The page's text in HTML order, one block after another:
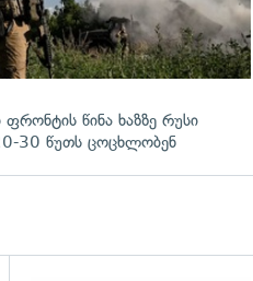
ფრონტის წინა ხაზზე რუსი
30 წუთს ცოცხლობენ